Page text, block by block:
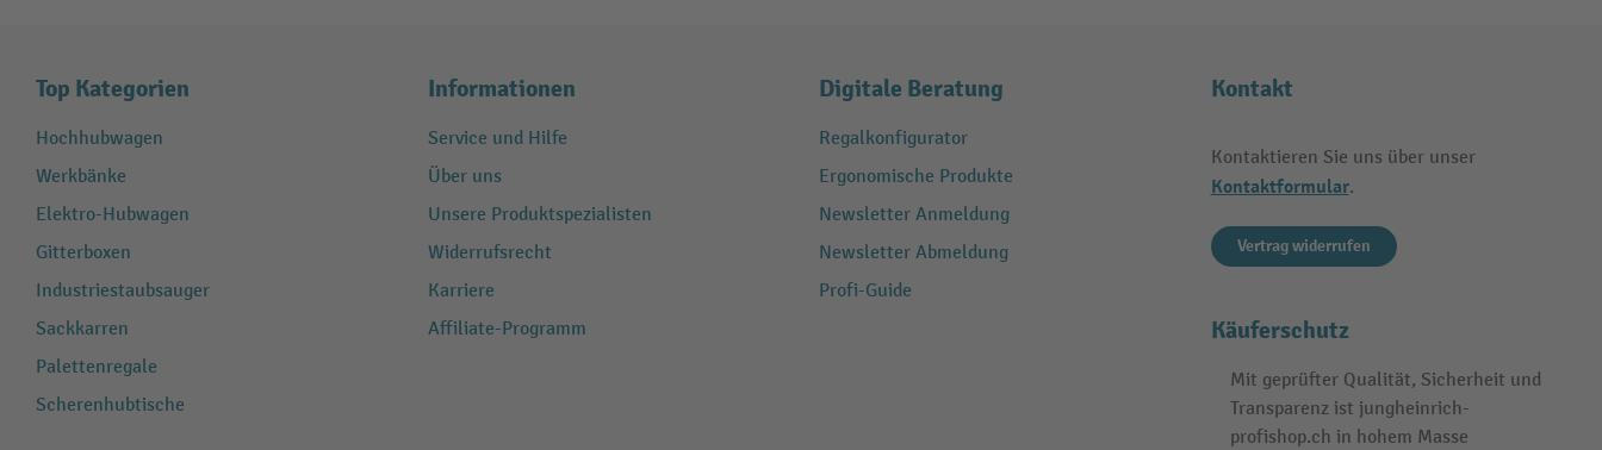
Top Kategorien
Hochhubwagen
Werkbänke
Elektro-Hubwagen
Gitterboxen
Industriestaubsauger
Sackkarren
Palettenregale
Scherenhubtische
Informationen
Service und Hilfe
Über uns
Unsere Produktspezialisten
Widerrufsrecht
Karriere
Affiliate-Programm
Digitale Beratung
Regalkonfigurator
Ergonomische Produkte
Newsletter Anmeldung
Newsletter Abmeldung
Profi-Guide
Kontakt
Kontaktieren Sie uns über unser
Kontaktformular.
Vertrag widerrufen
Käuferschutz
Mit geprüfter Qualität, Sicherheit und
Transparenz ist jungheinrich-
profishop.ch in hohem Masse